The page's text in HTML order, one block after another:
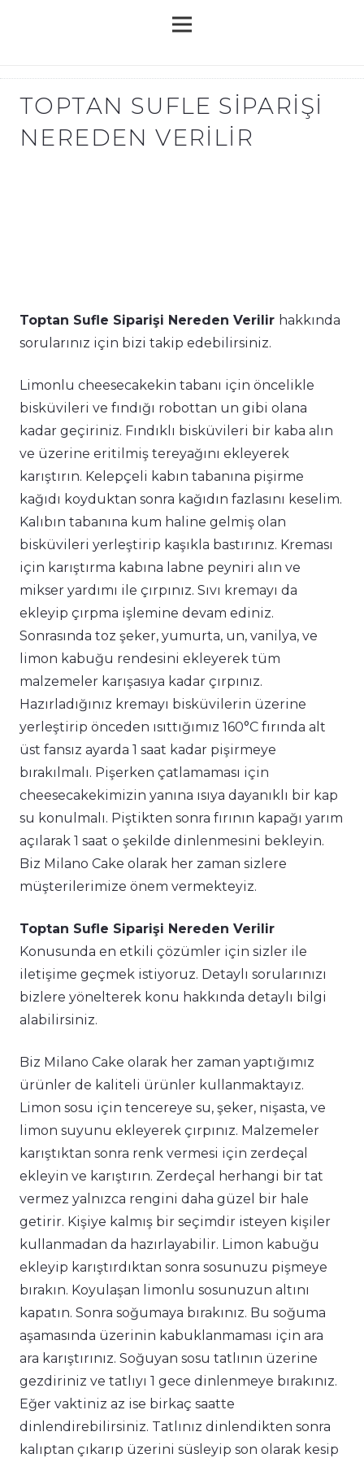
TOPTAN SUFLE SIPARIŞI
NEREDEN VERILIR
Toptan Sufle Siparişi Nereden Verilir hakkında
sorularınız için bizi takip edebilirsiniz.
Limonlu cheesecakekin tabanı için öncelikle
bisküvileri ve fındığı robottan un gibi olana
kadar geçiriniz. Fındıklı bisküvileri bir kaba alın
ve üzerine eritilmiş tereyağını ekleyerek
karıştırın. Kelepçeli kabın tabanına pişirme
kağıdı koyduktan sonra kağıdın fazlasını keselim.
Kalıbın tabanına kum haline gelmiş olan
bisküvileri yerleştirip kaşıkla bastırınız. Kreması
için karıştırma kabına labne peyniri alın ve
mikser yardımı ile çırpınız. Sıvı kremayı da
ekleyip çırpma işlemine devam ediniz.
Sonrasında toz şeker, yumurta, un, vanilya, ve
limon kabuğu rendesini ekleyerek tüm
malzemeler karışasıya kadar çırpınız.
Hazırladığınız kremayı bisküvilerin üzerine
yerleştirip önceden ısıttığımız 160°C fırında alt
üst fansız ayarda 1 saat kadar pişirmeye
bırakılmalı. Pişerken çatlamaması için
cheesecakekimizin yanına ısıya dayanıklı bir kap
su konulmalı. Piştikten sonra fırının kapağı yarım
açılarak 1 saat o şekilde dinlenmesini bekleyin.
Biz Milano Cake olarak her zaman sizlere
müşterilerimize önem vermekteyiz.
Toptan Sufle Siparişi Nereden Verilir
Konusunda en etkili çözümler için sizler ile
iletişime geçmek istiyoruz. Detaylı sorularınızı
bizlere yönelterek konu hakkında detaylı bilgi
alabilirsiniz.
Biz Milano Cake olarak her zaman yaptığımız
ürünler de kaliteli ürünler kullanmaktayız.
Limon sosu için tencereye su, şeker, nişasta, ve
limon suyunu ekleyerek çırpınız. Malzemeler
karıştıktan sonra renk vermesi için zerdeçal
ekleyin ve karıştırın. Zerdeçal herhangi bir tat
vermez yalnızca rengini daha güzel bir hale
getirir. Kişiye kalmış bir seçimdir isteyen kişiler
kullanmadan da hazırlayabilir. Limon kabuğu
ekleyip karıştırdıktan sonra sosunuzu pişmeye
bırakın. Koyulaşan limonlu sosunuzun altını
kapatın. Sonra soğumaya bırakınız. Bu soğuma
aşamasında üzerinin kabuklanmaması için ara
ara karıştırınız. Soğuyan sosu tatlının üzerine
gezdiriniz ve tatlıyı 1 gece dinlenmeye bırakınız.
Eğer vaktiniz az ise birkaç saatte
dinlendirebilirsiniz. Tatlınız dinlendikten sonra
kalıptan çıkarıp üzerini süsleyip son olarak kesip